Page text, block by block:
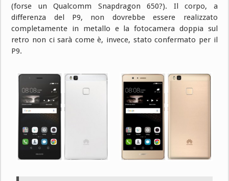
(forse un Qualcomm Snapdragon 650?). Il corpo, a
differenza del P9, non dovrebbe essere realizzato
completamente in metallo e la fotocamera doppia sul
retro non ci sarà come è, invece, stato confermato per il
P9.